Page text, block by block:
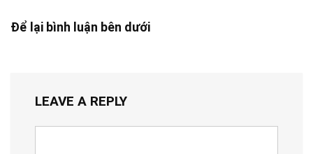
Để lại bình luận bên dưới
LEAVE A REPLY